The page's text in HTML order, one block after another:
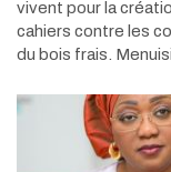
vivent pour la
cahiers contre les
du bois frais.